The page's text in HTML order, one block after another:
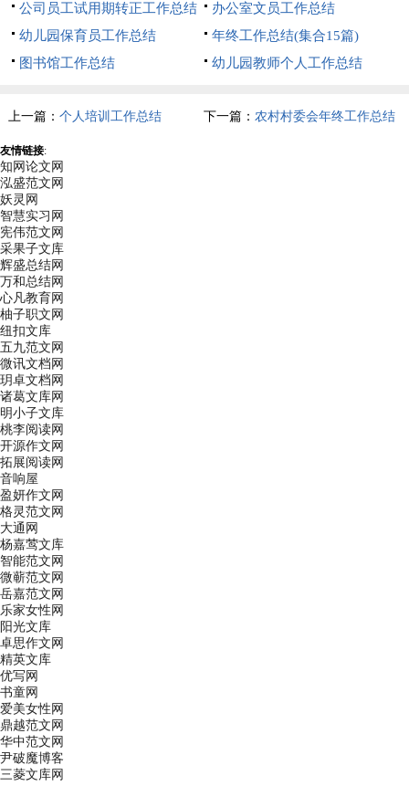
公司员工试用期转正工作总结
办公室文员工作总结
幼儿园保育员工作总结
年终工作总结(集合15篇)
图书馆工作总结
幼儿园教师个人工作总结
上一篇： 个人培训工作总结 下一篇：农村村委会年终工作总结
友情链接:
知网论文网
泓盛范文网
妖灵网
智慧实习网
宪伟范文网
采果子文库
辉盛总结网
万和总结网
心凡教育网
柚子职文网
纽扣文库
五九范文网
微讯文档网
玥卓文档网
诸葛文库网
明小子文库
桃李阅读网
开源作文网
拓展阅读网
音响屋
盈妍作文网
格灵范文网
大通网
杨嘉莺文库
智能范文网
微蕲范文网
岳嘉范文网
乐家女性网
阳光文库
卓思作文网
精英文库
优写网
书童网
爱美女性网
鼎越范文网
华中范文网
尹破魔博客
三菱文库网